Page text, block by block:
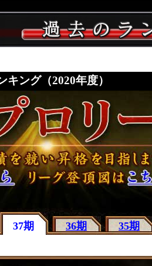
キング（2020年度）
37期 36期 35期